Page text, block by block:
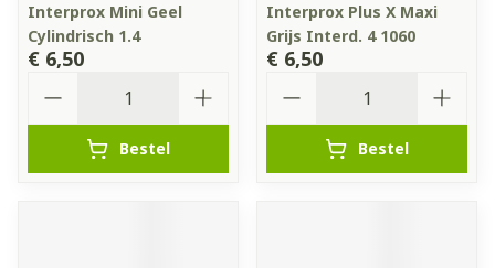
Interprox Mini Geel
Cylindrisch 1.4
€ 6,50
Bestel
Interprox Plus X Maxi
Grijs Interd. 4 1060
€ 6,50
Bestel